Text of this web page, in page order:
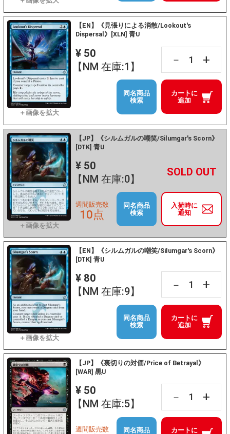
【EN】《見張りによる消散/Lookout's
Dispersal》[XLN] 青U
¥ 50
【NM 在庫:1】
－ +
カートに
追加
同名商品
検索
【JP】《シルムガルの嘲笑/Silumgar's Scorn》
[DTK] 青U
¥ 50
【NM 在庫:0】
－ +
入荷時に
通知
週間販売数
10点
同名商品
検索
【EN】《シルムガルの嘲笑/Silumgar's Scorn》
[DTK] 青U
¥ 80
【NM 在庫:9】
－ +
カートに
追加
同名商品
検索
【JP】《裏切りの対価/Price of Betrayal》
[WAR] 黒U
¥ 50
【NM 在庫:5】
－ +
カートに
週間販売数
同名商品